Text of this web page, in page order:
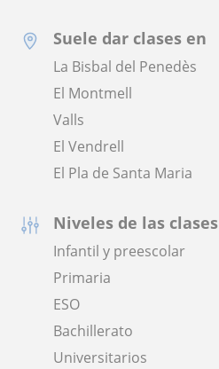
Suele dar clases en
La Bisbal del Penedès
El Montmell
Valls
El Vendrell
El Pla de Santa Maria
Niveles de las clases
Infantil y preescolar
Primaria
ESO
Bachillerato
Universitarios